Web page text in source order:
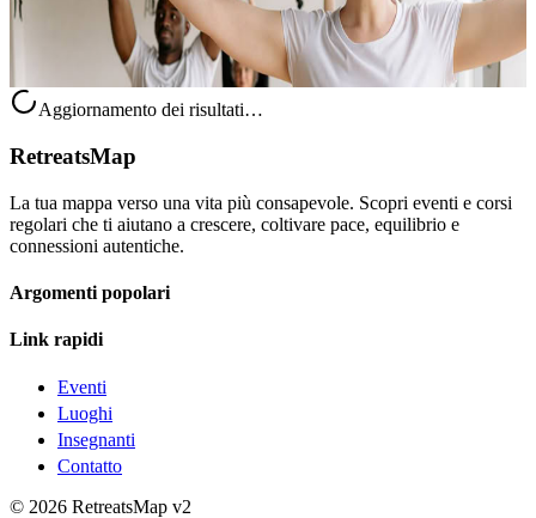
Su richiesta
Jamao al Norte, Repubblica Dominicana
Aggiornamento dei risultati…
RetreatsMap
La tua mappa verso una vita più consapevole. Scopri eventi e corsi
regolari che ti aiutano a crescere, coltivare pace, equilibrio e
connessioni autentiche.
Argomenti popolari
Link rapidi
Eventi
Luoghi
Insegnanti
Contatto
© 2026 RetreatsMap v2